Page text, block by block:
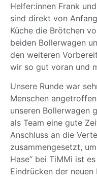
Helfer:innen Frank
sind direkt von
Küche die Brötchen
beiden Bollerwagen
den weiteren
wir so gut voran und
Unsere Runde war
Menschen
unseren Bollerwagen
als Team eine gute
Anschluss an die
zusammengesetzt,
Hase“ bei TiMMi ist
Eindrücken der